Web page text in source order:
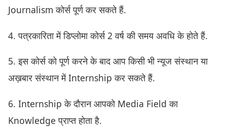
Journalism कोर्स पूर्ण कर सकते हैं.
4. पत्रकारिता में डिप्लोमा कोर्स 2 वर्ष की समय अवधि के होते हैं.
5. इस कोर्स को पूर्ण करने के बाद आप किसी भी न्यूज संस्थान या
अख़बार संस्थान में Internship कर सकते हैं.
6. Internship के दौरान आपको Media Field का
Knowledge प्राप्त होता है.